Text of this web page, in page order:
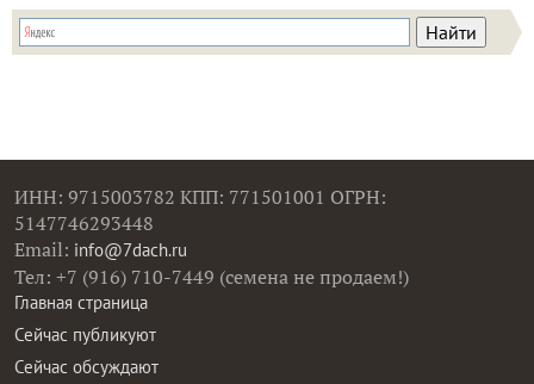
ИНН: 9715003782 КПП: 771501001 ОГРН:
5147746293448
Email: info@7dach.ru
Тел: +7 (916) 710-7449 (семена не продаем!)
Главная страница
Сейчас публикуют
Сейчас обсуждают